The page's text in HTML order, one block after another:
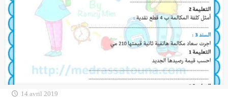
14 avril 2019